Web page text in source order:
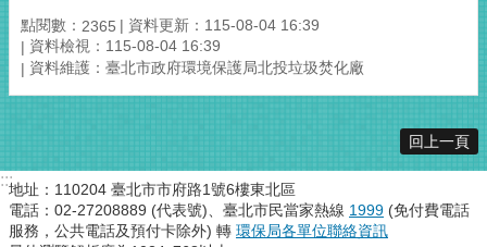
點閱數： 2365
資料更新：115-08-04 16:39
資料檢視：115-08-04 16:39
資料維護：臺北市政府環境保護局北投垃圾焚化廠
回上一頁
:::地址：110204 臺北市市府路1號6樓東北區
電話：02-27208889 (代表號)、臺北市民當家熱線 1999 (免付費電話
服務，公共電話及預付卡除外) 轉 環保局各單位聯絡資訊